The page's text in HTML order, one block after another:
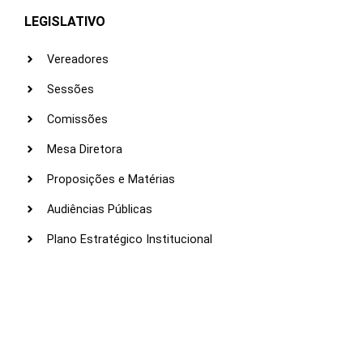
LEGISLATIVO
Vereadores
Sessões
Comissões
Mesa Diretora
Proposições e Matérias
Audiências Públicas
Plano Estratégico Institucional